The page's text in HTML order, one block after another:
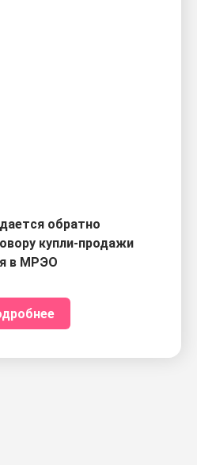
обратно
купли-продажи
в МРЭО